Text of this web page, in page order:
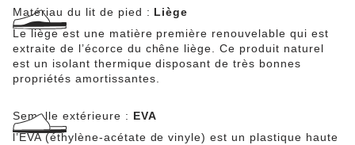
Matériau du lit de pied : Liège
Le liège est une matière première renouvelable qui est
extraite de l’écorce du chêne liège. Ce produit naturel
est un isolant thermique disposant de très bonnes
propriétés amortissantes.
Semelle extérieure : EVA
l’EVA (éthylène-acétate de vinyle) est un plastique haute